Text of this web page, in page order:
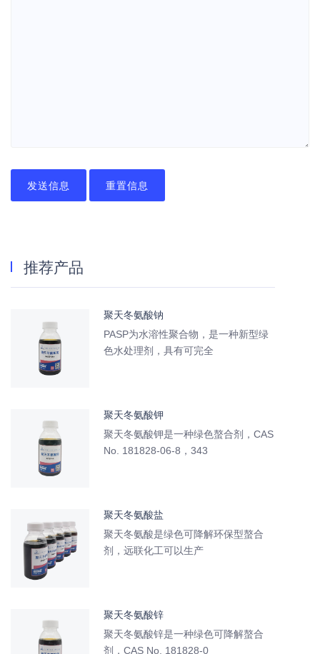
发送信息 重置信息
推荐产品
聚天冬氨酸钠
PASP为水溶性聚合物，是一种新型绿
色水处理剂，具有可完全
聚天冬氨酸钾
聚天冬氨酸钾是一种绿色螯合剂，CAS
No. 181828-06-8，343
聚天冬氨酸盐
聚天冬氨酸是绿色可降解环保型螯合
剂，远联化工可以生产
聚天冬氨酸锌
聚天冬氨酸锌是一种绿色可降解螯合
剂，CAS No. 181828-0